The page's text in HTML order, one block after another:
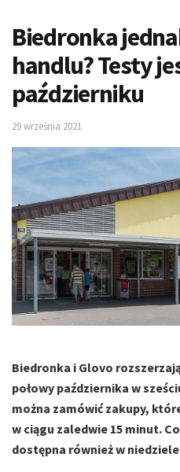
Biedronka
handlu? Testy
październiku
29 września 2021
Biedronka i Glovo
połowy października w
można zamówić zakupy,
w ciągu zaledwie 15 minut.
dostępna również w